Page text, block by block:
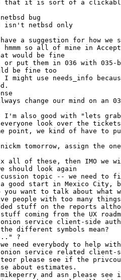
everyone look over the tickets
nickm tomorrow, assign the
teor please see if the
mikeperry and asn please